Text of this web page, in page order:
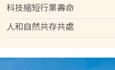
科技縮短行業壽命
人和自然共存共處